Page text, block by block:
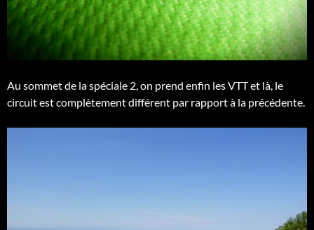
Au sommet de la spéciale 2, on prend enfin les VTT et là, le
circuit est complètement différent par rapport à la précédente.